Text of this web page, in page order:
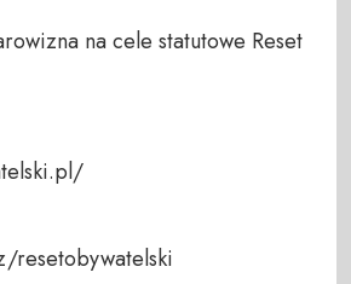
na cele statutowe Reset